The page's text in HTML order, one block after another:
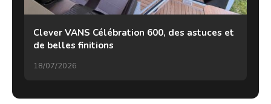
Clever VANS Célébration 600, des astuces et
de belles finitions
18/07/2026